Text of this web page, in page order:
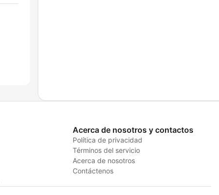
Acerca de nosotros y contactos
Política de privacidad
Términos del servicio
Acerca de nosotros
Contáctenos